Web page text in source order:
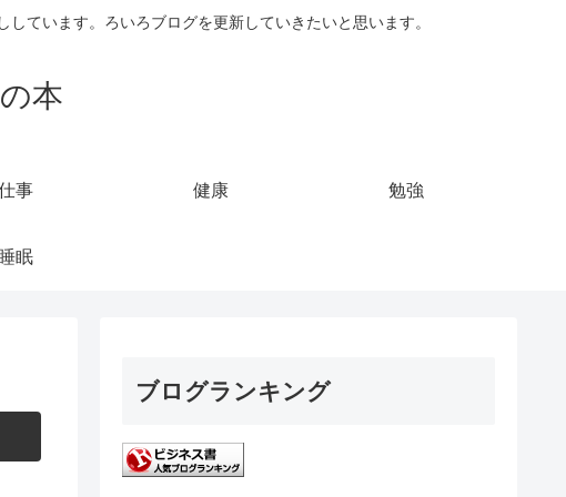
ています。ろいろブログを更新していきたいと思います。
本
事 健康 勉強
睡眠
ブログランキング